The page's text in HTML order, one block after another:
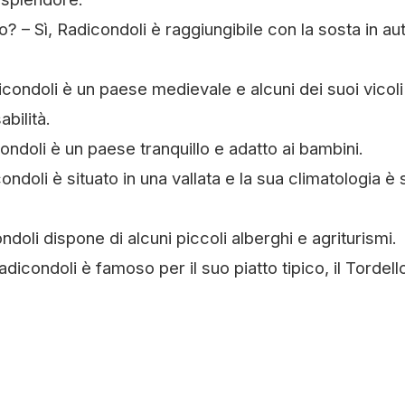
– Sì, Radicondoli è raggiungibile con la sosta in
è un paese medievale e alcuni dei suoi vicoli
è un paese tranquillo e adatto ai bambini.
è situato in una vallata e la sua climatologia è
dispone di alcuni piccoli alberghi e agriturismi.
è famoso per il suo piatto tipico, il